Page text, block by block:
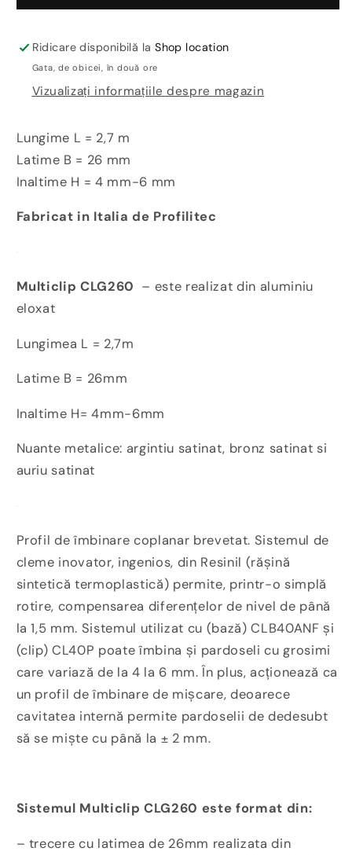
trecere
vinilice
LVT-
CLG260
trecere
vinilice
LVT-
CLG260
Ridicare disponibilă laShop location
Gata, de obicei, în două ore
Vizualizați informațiile despre magazin
Lungime L = 2,7 m
Latime B = 26 mm
Inaltime H = 4 mm-6 mm
Fabricat in Italia de Profilitec
Multiclip CLG260 – este realizat din aluminiu
eloxat
Lungimea L = 2,7m
Latime B = 26mm
Inaltime H= 4mm-6mm
Nuante metalice: argintiu satinat, bronz satinat si
auriu satinat
Profil de îmbinare coplanar brevetat. Sistemul de
cleme inovator, ingenios, din Resinil (rășină
sintetică termoplastică) permite, printr-o simplă
rotire, compensarea diferențelor de nivel de până
la 1,5 mm. Sistemul utilizat cu (bază) CLB40ANF și
(clip) CL40P poate îmbina și pardoseli cu grosimi
care variază de la 4 la 6 mm. În plus, acționează ca
un profil de îmbinare de mișcare, deoarece
cavitatea internă permite pardoselii de dedesubt
să se miște cu până la ± 2 mm.
Sistemul Multiclip CLG260 este format din:
– trecere cu latimea de 26mm realizata din